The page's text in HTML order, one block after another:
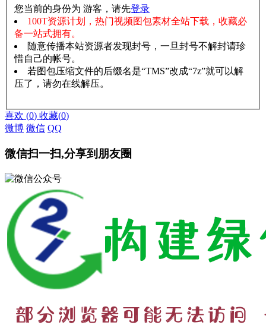
您当前的身份为 游客，请先登录
100T资源计划，热门视频图包素材全站下载，收藏必
备一站式拥有。
随意传播本站资源者发现封号，一旦封号不解封请珍
惜自己的帐号。
若图包压缩文件的后缀名是“TMS”改成“7z”就可以解
压了，请勿在线解压。
喜欢 (0) 收藏(0)
微博 微信 QQ
微信扫一扫,分享到朋友圈